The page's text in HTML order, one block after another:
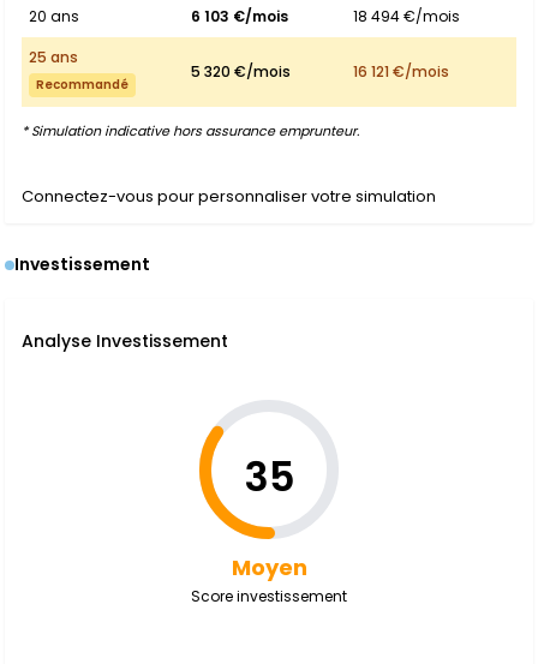
20 ans 6 103 €/mois
18 494 €/mois
25 ans
Recommandé
5 320 €/mois 16 121 €/mois
* Simulation indicative hors assurance emprunteur.
Connectez-vous pour personnaliser votre simulation
Investissement
Analyse Investissement
35
Moyen
Score investissement